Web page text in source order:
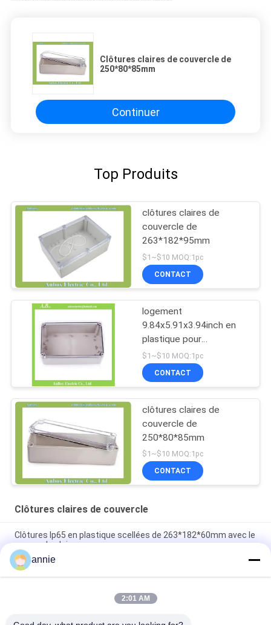
Clôtures claires de couvercle de
250*80*85mm
Continuer
Top Produits
clôtures claires de
couvercle de
263*182*95mm
$1~$10 MOQ:1pc
CONTACT
logement
9.84x5.91x3.94inch en
plastique pour
l'électronique
$1~$10 MOQ:1pc
CONTACT
clôtures claires de
couvercle de
250*80*85mm
$1~$10 MOQ:1pc
CONTACT
Clôtures claires de couvercle
Clôtures Ip65 en plastique scellées de 263*182*60mm avec le
couvercle clair
clôtures claires étanches de couvercle d'ABS de
263*182*125mm
Couvercle clair de la clôture Ip65 de la boîte de jonction de
annie
2:01 AM